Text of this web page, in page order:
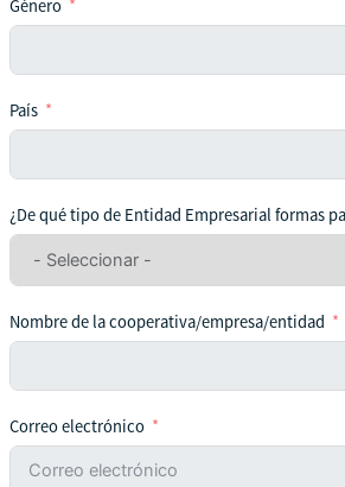
Género
País
¿De qué tipo de Entidad Empresarial formas
Nombre de la cooperativa/empresa/entidad
Correo electrónico